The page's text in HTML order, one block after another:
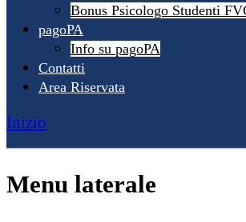
Bonus Psicologo Studenti
pagoPA
Info su pagoPA
Contatti
Area Riservata
Inizio
Menu laterale